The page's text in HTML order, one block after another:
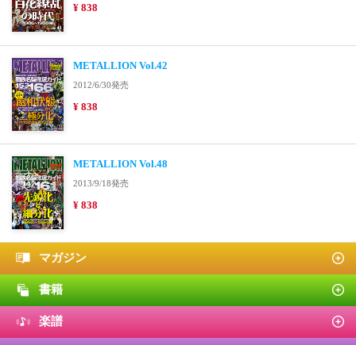
¥ 838
METALLION Vol.42
2012/6/30発売
¥ 838
METALLION Vol.48
2013/9/18発売
¥ 838
マガジン
書籍
楽譜